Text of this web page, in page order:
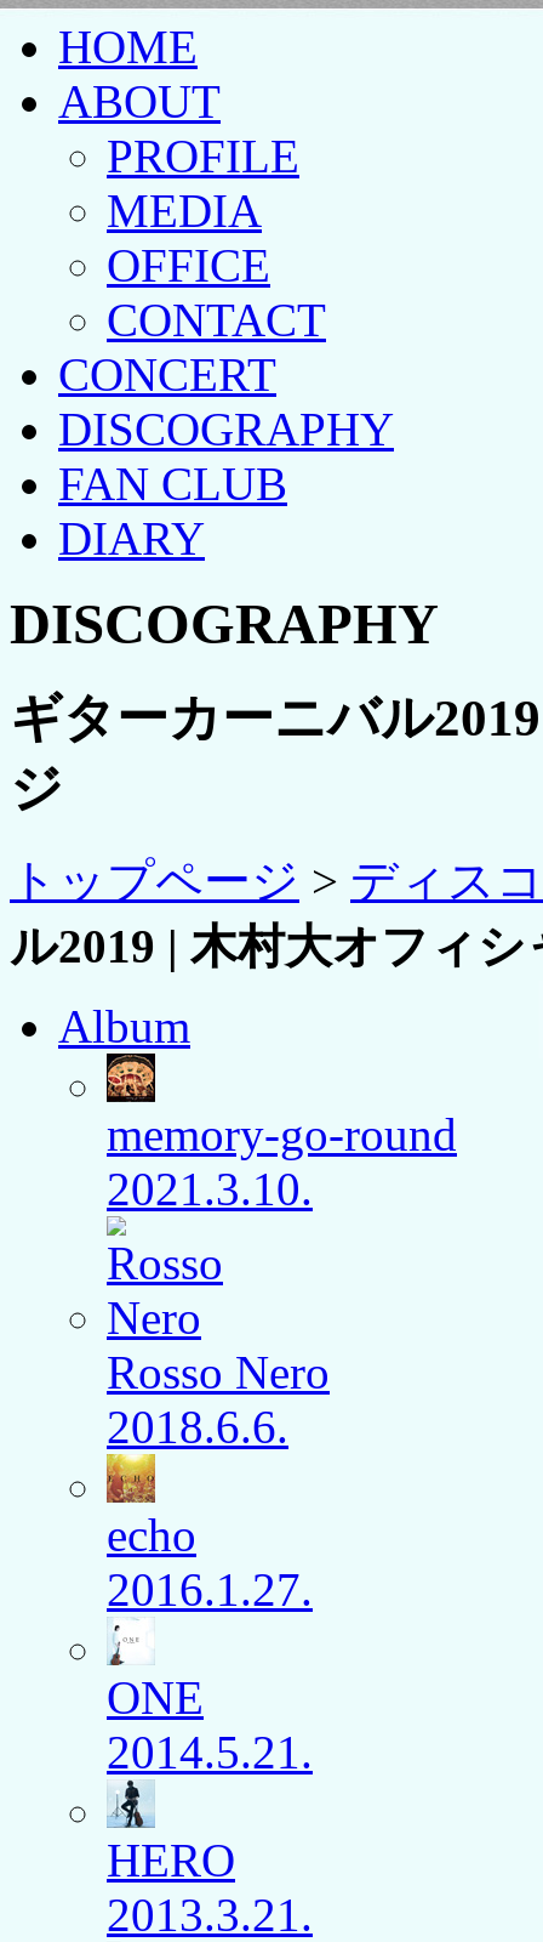
HOME
ABOUT
PROFILE
MEDIA
OFFICE
CONTACT
CONCERT
DISCOGRAPHY
FAN CLUB
DIARY
DISCOGRAPHY
ギターカーニバル
ジ
トップページ > ディス
ル2019 | 木村大オフィ
Album
memory-go-round
2021.3.10.
Rosso Nero
2018.6.6.
echo
2016.1.27.
ONE
2014.5.21.
HERO
2013.3.21.